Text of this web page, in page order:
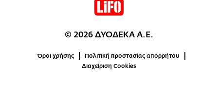
© 2026 ΔΥΟΔΕΚΑ Α.Ε.
Όροι χρήσης
Πολιτική προστασίας απορρήτου
Διαχείριση Cookies